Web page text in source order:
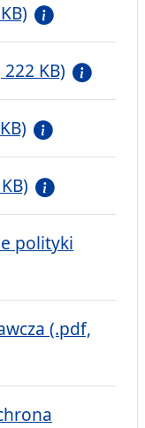
KB)
polityki
(.pdf,